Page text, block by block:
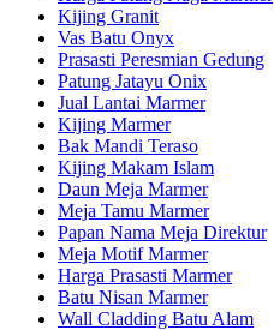
Kijing Granit
Vas Batu Onyx
Prasasti Peresmian Gedung
Patung Jatayu Onix
Jual Lantai Marmer
Kijing Marmer
Bak Mandi Teraso
Kijing Makam Islam
Daun Meja Marmer
Meja Tamu Marmer
Papan Nama Meja Direktur
Meja Motif Marmer
Harga Prasasti Marmer
Batu Nisan Marmer
Wall Cladding Batu Alam